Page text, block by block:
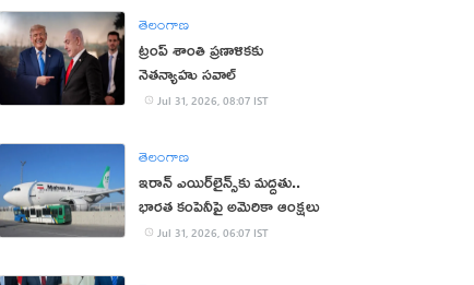
తెలంగాణ
ట్రంప్ శాంతి ప్రణాళికకు
నెతన్యాహు సవాల్‌
Jul 31, 2026, 08:07 IST
తెలంగాణ
ఇరాన్ ఎయిర్‌లైన్స్‌కు మద్దతు..
భారత కంపెనీపై అమెరికా ఆంక్షలు
Jul 31, 2026, 06:07 IST